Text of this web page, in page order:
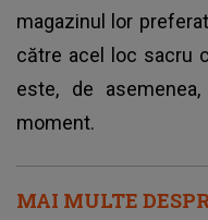
magazinul lor
către acel loc sacru
este, de
moment.
MAI MULTE